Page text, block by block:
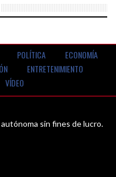
POLÍTICA
ECONOMÍA
ENTRETENIMIENTO
VÍDEO
sin fines de lucro.